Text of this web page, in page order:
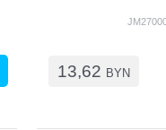
13,62 BYN